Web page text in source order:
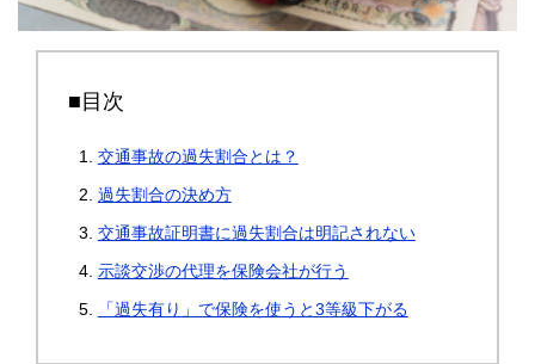
■目次
交通事故の過失割合とは？
過失割合の決め方
交通事故証明書に過失割合は明記されない
示談交渉の代理を保険会社が行う
「過失有り」で保険を使うと3等級下がる